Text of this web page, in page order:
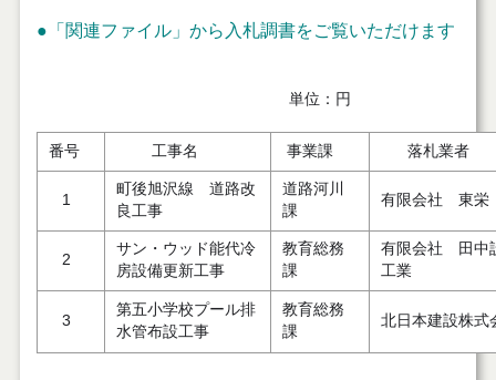
●「関連ファイル」から入札調書をご覧いただけます
単位：円
番号 工事名 事業課 落札業者
1
町後旭沢線 道路改
良工事
道路河川
課
有限会社 東栄
2
サン・ウッド能代冷
房設備更新工事
教育総務
課
有限会社 田中
工業
3
第五小学校プール排
水管布設工事
教育総務
課
北日本建設株式